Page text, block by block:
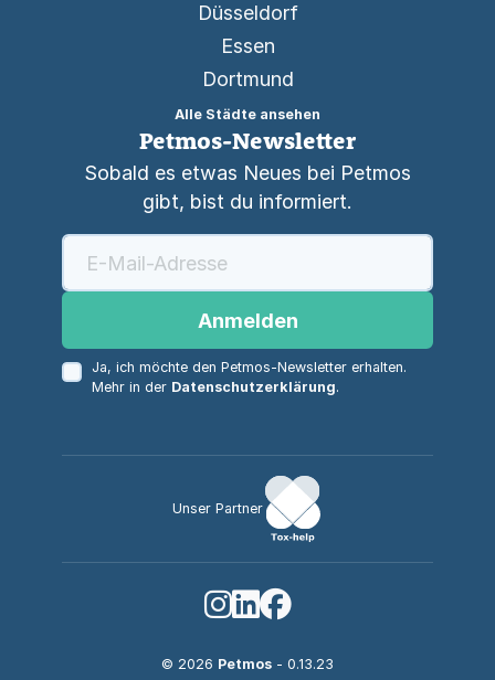
Düsseldorf
Essen
Dortmund
Alle Städte ansehen
Petmos-Newsletter
Sobald es etwas Neues bei Petmos
gibt, bist du informiert.
Anmelden
Ja, ich möchte den Petmos-Newsletter erhalten.
Mehr in der Datenschutzerklärung.
Unser Partner
© 2026 Petmos - 0.13.23